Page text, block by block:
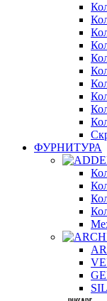
ФУРНИТУРА